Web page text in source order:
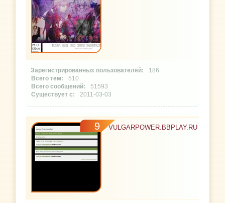
186
510
51593
2011-03-03
9 VULGARPOWER.BBPLAY.RU